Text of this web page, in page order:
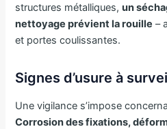
structures métalliques,un
nettoyage prévient la rouille –
et portes coulissantes.
Signes d’usure à
Une vigilance s’impose
Corrosion des fixations,